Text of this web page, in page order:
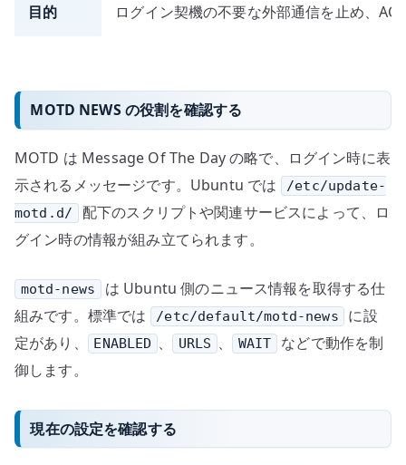
目的 ログイン契機の不要な外部通信を止め、
MOTD NEWS の役割を確認する
MOTD は Message Of The Day の略で、ログイン時に表
示されるメッセージです。Ubuntu では
/etc/update-
motd.d/
配下のスクリプトや関連サービスによって、ロ
グイン時の情報が組み立てられます。
motd-news
は Ubuntu 側のニュース情報を取得する仕
組みです。標準では
/etc/default/motd-news
に設
定があり、
ENABLED 、 URLS 、 WAIT
などで動作を制
御します。
現在の設定を確認する